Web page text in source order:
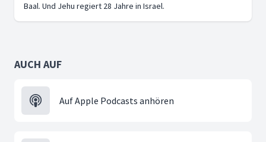
Baal. Und Jehu regiert 28 Jahre in Israel.
AUCH AUF
Auf Apple Podcasts anhören